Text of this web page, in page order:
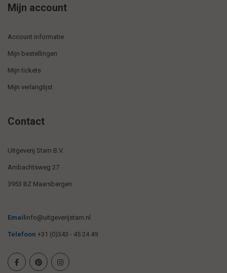
Mijn account
Account informatie
Mijn bestellingen
Mijn tickets
Mijn verlanglijst
Contact
Uitgeverij Stam B.V.
Ambachtsweg 27
3953 BZ Maarsbergen
Email info@uitgeverijstam.nl
Telefoon +31 (0)343 - 45 24 49